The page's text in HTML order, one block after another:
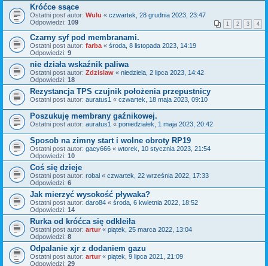
Króćce ssące
Ostatni post autor: Wulu « czwartek, 28 grudnia 2023, 23:47
Odpowiedzi: 109 1 2 3 4
Czarny syf pod membranami.
Ostatni post autor: farba « środa, 8 listopada 2023, 14:19
Odpowiedzi: 9
nie działa wskaźnik paliwa
Ostatni post autor: Zdzislaw « niedziela, 2 lipca 2023, 14:42
Odpowiedzi: 18
Rezystancja TPS czujnik położenia przepustnicy
Ostatni post autor: auratus1 « czwartek, 18 maja 2023, 09:10
Poszukuję membrany gaźnikowej.
Ostatni post autor: auratus1 « poniedziałek, 1 maja 2023, 20:42
Sposob na zimny start i wolne obroty RP19
Ostatni post autor: gacy666 « wtorek, 10 stycznia 2023, 21:54
Odpowiedzi: 10
Coś się dzieje
Ostatni post autor: robal « czwartek, 22 września 2022, 17:33
Odpowiedzi: 6
Jak mierzyć wysokość pływaka?
Ostatni post autor: daro84 « środa, 6 kwietnia 2022, 18:52
Odpowiedzi: 14
Rurka od króćca się odkleiła
Ostatni post autor: artur « piątek, 25 marca 2022, 13:04
Odpowiedzi: 8
Odpalanie xjr z dodaniem gazu
Ostatni post autor: artur « piątek, 9 lipca 2021, 21:09
Odpowiedzi: 29